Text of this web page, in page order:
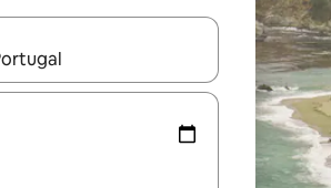
utilisez les flèches vers le haut et